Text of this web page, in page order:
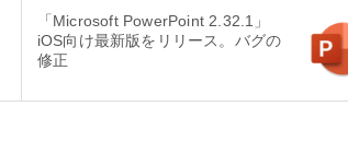
「Microsoft PowerPoint 2.32.1」
iOS向け最新版をリリース。バグの
修正